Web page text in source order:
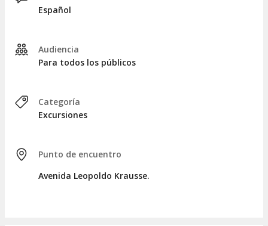
Después de comer, visitaremos el
Emperador Guillermo I
Finalmente, emprenderemos el retorno a Villa Rica, dejando
```
Español
Audiencia
Para todos los públicos
Categoría
Excursiones
Punto de encuentro
Avenida Leopoldo Krausse.